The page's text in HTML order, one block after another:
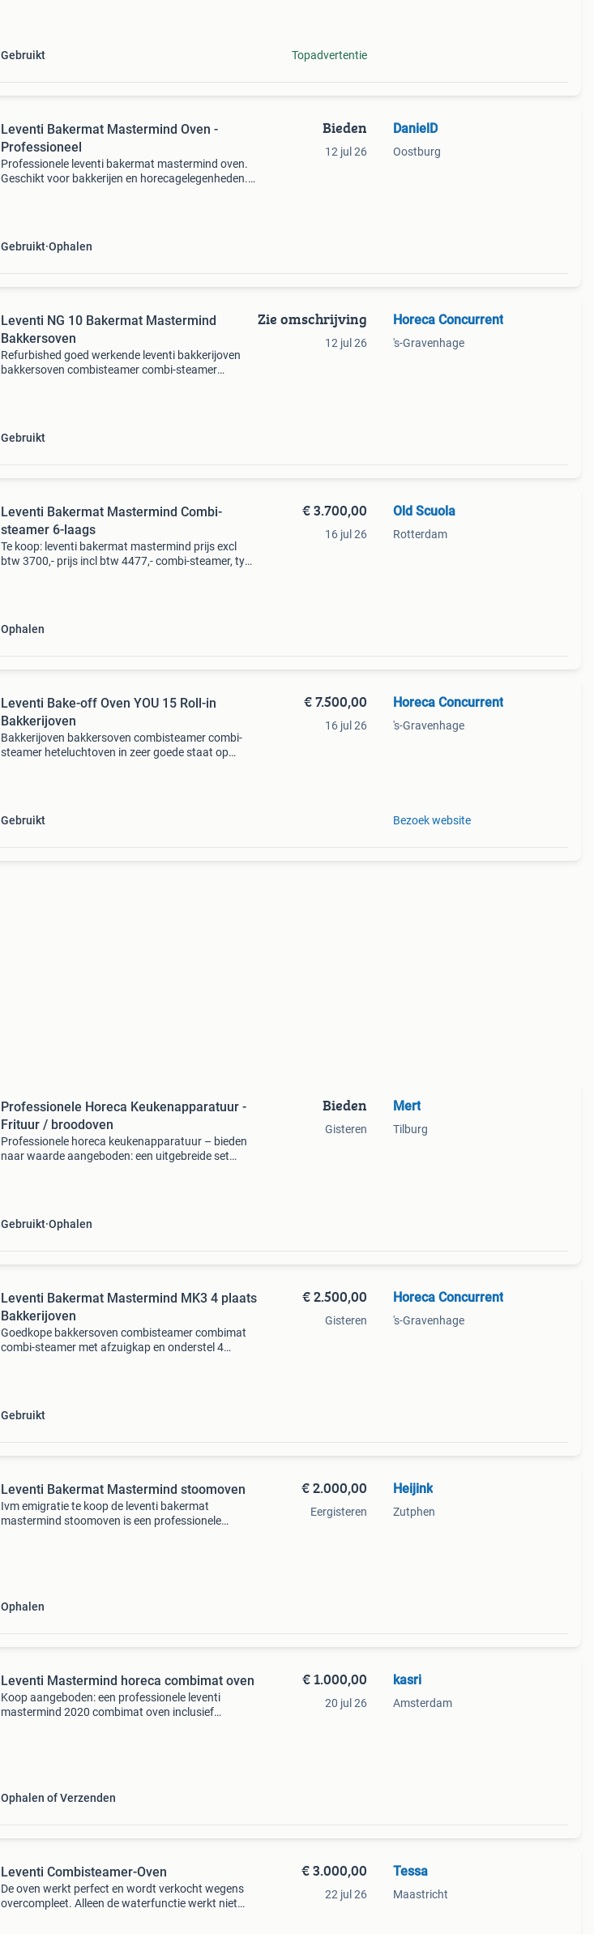
Gebruikt
Topadvertentie
Leventi Bakermat Mastermind Oven -
Professioneel
Professionele leventi bakermat mastermind oven.
Geschikt voor bakkerijen en horecagelegenheden.
Gebruikt Ophalen
Bieden
12 jul 26
DanielD
Oostburg
Leventi NG 10 Bakermat Mastermind
Bakkersoven
Refurbished goed werkende leventi bakkerijoven
bakkersoven combisteamer combi-steamer
Gebruikt
Zie omschrijving
12 jul 26
Horeca Concurrent
's-Gravenhage
Leventi Bakermat Mastermind Combi-
steamer 6-laags
Te koop: leventi bakermat mastermind prijs excl
btw 3700,- prijs incl btw 4477,- combi-steamer, type
Ophalen
€ 3.700,00
16 jul 26
Old Scuola
Rotterdam
Leventi Bake-off Oven YOU 15 Roll-in
Bakkerijoven
Bakkerijoven bakkersoven combisteamer combi-
steamer heteluchtoven in zeer goede staat op
Gebruikt
€ 7.500,00
16 jul 26
Horeca Concurrent
's-Gravenhage
Bezoek website
Professionele Horeca Keukenapparatuur -
Frituur / broodoven
Professionele horeca keukenapparatuur – bieden
naar waarde aangeboden: een uitgebreide set
Gebruikt Ophalen
Bieden
Gisteren
Mert
Tilburg
Leventi Bakermat Mastermind MK3 4 plaats
Bakkerijoven
Goedkope bakkersoven combisteamer combimat
combi-steamer met afzuigkap en onderstel 4
Gebruikt
€ 2.500,00
Gisteren
Horeca Concurrent
's-Gravenhage
Leventi Bakermat Mastermind stoomoven
Ivm emigratie te koop de leventi bakermat
mastermind stoomoven is een professionele
Ophalen
€ 2.000,00
Eergisteren
Heijink
Zutphen
Leventi Mastermind horeca combimat oven
Koop aangeboden: een professionele leventi
mastermind 2020 combimat oven inclusief
Ophalen of Verzenden
€ 1.000,00
20 jul 26
kasri
Amsterdam
Leventi Combisteamer-Oven
De oven werkt perfect en wordt verkocht wegens
overcompleet. Alleen de waterfunctie werkt niet
€ 3.000,00
22 jul 26
Tessa
Maastricht